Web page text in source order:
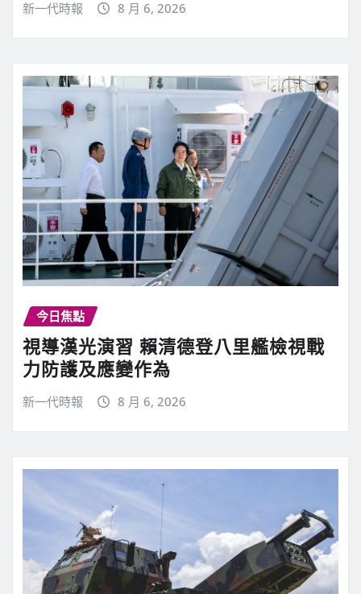
新一代時報 8 月 6, 2026
今日焦點
視導漢光演習 賴清德登八里艦檢視戰
力防護及應變作為
新一代時報 8 月 6, 2026